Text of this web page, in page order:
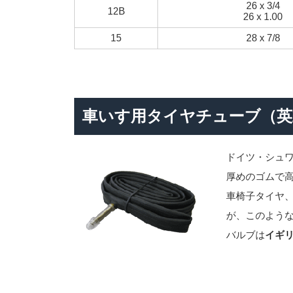
12B
26 x 3/4
26 x 1.00
15 28 x 7/8
車いす用タイヤチューブ（
ドイツ・シュ
厚めのゴムで
車椅子タイヤ
が、このよう
バルブはイギ